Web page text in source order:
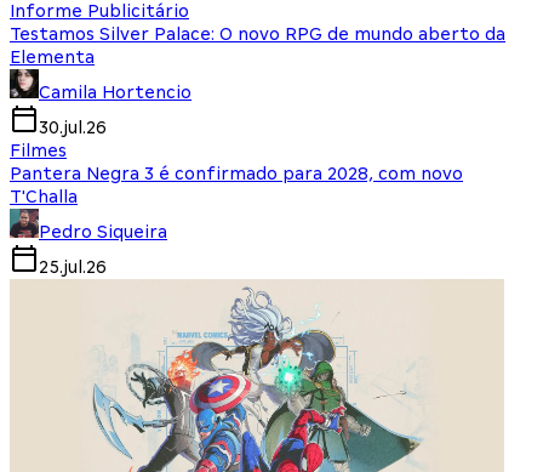
Informe Publicitário
Testamos Silver Palace: O novo RPG de mundo aberto da
Elementa
Camila Hortencio
30.jul.26
Filmes
Pantera Negra 3 é confirmado para 2028, com novo
T'Challa
Pedro Siqueira
25.jul.26